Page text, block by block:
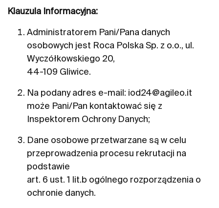
Klauzula Informacyjna:
Administratorem Pani/Pana danych
osobowych jest Roca Polska Sp. z o.o., ul.
Wyczółkowskiego 20,
44-109 Gliwice.
Na podany adres e-mail: iod24@agileo.it
może Pani/Pan kontaktować się z
Inspektorem Ochrony Danych;
Dane osobowe przetwarzane są w celu
przeprowadzenia procesu rekrutacji na
podstawie
art. 6 ust. 1 lit.b ogólnego rozporządzenia o
ochronie danych.